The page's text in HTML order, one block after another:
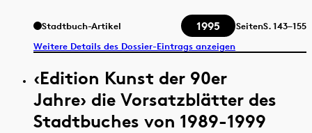
Stadtbuch-Artikel 1995 SeitenS.143–155
Weitere Details des Dossier-Eintrags anzeigen
‹Edition Kunst der 90er
Jahre› die Vorsatzblätter des
Stadtbuches von 1989-1999